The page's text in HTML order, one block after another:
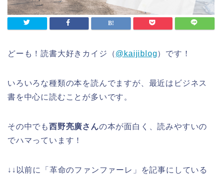
どーも！読書大好きカイジ（@kaijiblog）です！
いろいろな種類の本を読んでますが、最近はビジネス
書を中心に読むことが多いです。
その中でも西野亮廣さんの本が面白く、読みやすいの
でハマっています！
↓↓以前に「革命のファンファーレ」を記事にしている